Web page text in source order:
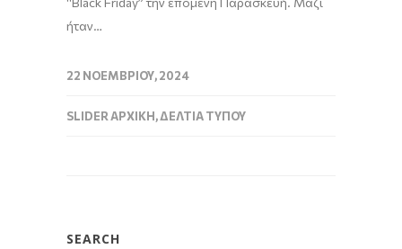
ήταν…
22 ΝΟΕΜΒΡΊΟΥ, 2024
SLIDER ΑΡΧΙΚΉ,ΔΕΛΤΊΑ ΤΎΠΟΥ
SEARCH